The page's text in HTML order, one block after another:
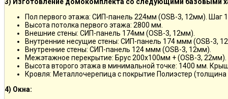
3) Изготовление домокомплекта со следующими базовыми
Пол первого этажа: СИП-панель 224мм (OSB-3, 12мм). Шаг
Высота потолка первого этажа: 2800 мм.
Внешние стены: СИП-панель 174мм (OSB-3, 12мм).
Внутренние несущие стены: СИП-панель 174 ммм (OSB-3,
Внутренние стены: СИП-панель 124 ммм (OSB-3, 12мм).
Межэтажное перекрытие: Брус 200х100мм + (OSB-3, 22мм).
Высота второго этажа в минимальной точке: 1400 мм.
Кровля: Металлочерепица с покрытие Полиэстер
4) Окна: